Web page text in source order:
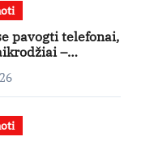
pavogti telefonai,
–
apie
rizikas